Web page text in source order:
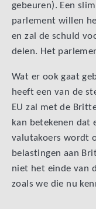
gebeuren). Een
parlement willen
en zal de schuld
delen. Het
Wat er ook gaat
heeft een van de
EU zal met de
kan betekenen dat
valutakoers wordt
belastingen aan
niet het einde van
zoals we die nu